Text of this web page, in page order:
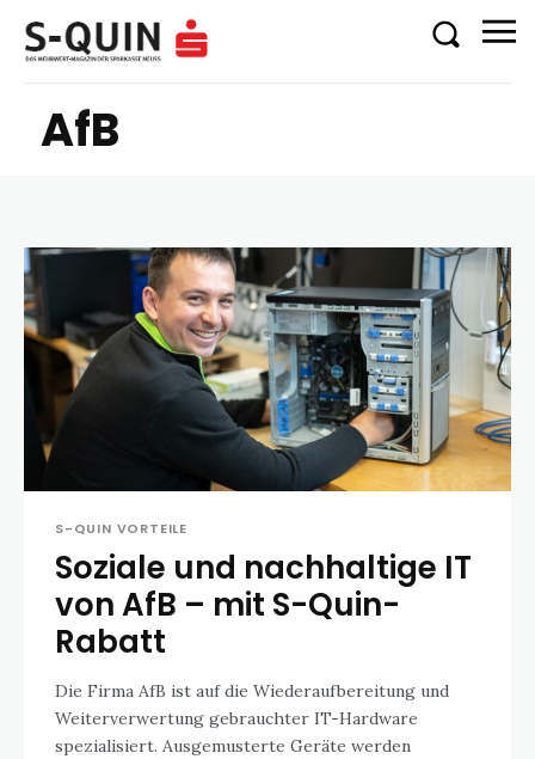
AfB
S-QUIN VORTEILE
Soziale und nachhaltige IT
von AfB – mit S-Quin-
Rabatt
Die Firma AfB ist auf die Wiederaufbereitung und
Weiterverwertung gebrauchter IT-Hardware
spezialisiert. Ausgemusterte Geräte werden